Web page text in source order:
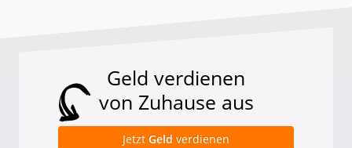
Geld verdienen
von Zuhause aus
Jetzt Geld verdienen